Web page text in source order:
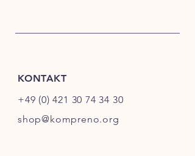
KONTAKT
+49 (0) 421 30 74 34 30
shop@kompreno.org